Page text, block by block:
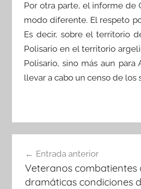
Por otra parte, el informe de
modo diferente. El respeto
Es decir, sobre el territorio
Polisario en el territorio
Polisario, sino más aun
llevar a cabo un censo de los
de
entradas
Entrada anterior
Veteranos combatientes
dramáticas condiciones